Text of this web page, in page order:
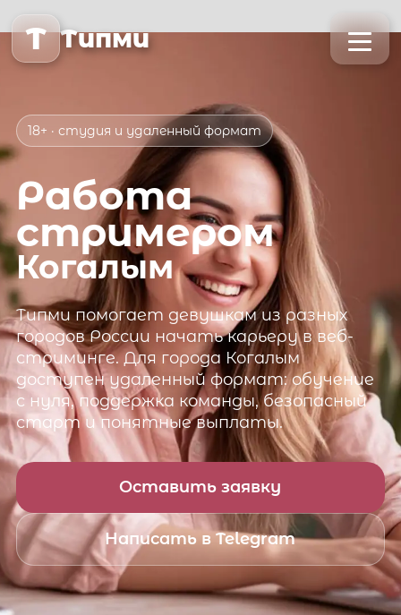
T Типми
18+ · студия и удаленный формат
Работа
стримером
Когалым
Типмипомогает девушкам из разных
городов России начать карьеру в веб-
стриминге. Для города Когалым
доступен удаленный формат: обучение
с нуля, поддержка команды, безопасный
старт и понятные выплаты.
Оставить заявку
Написать в Telegram